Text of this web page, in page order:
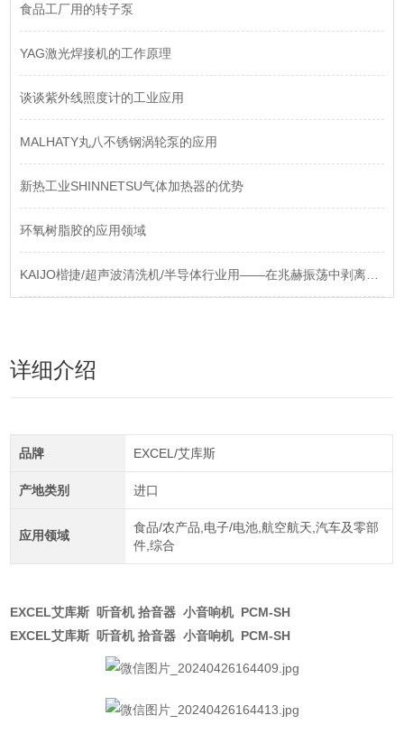
食品工厂用的转子泵
YAG激光焊接机的工作原理
谈谈紫外线照度计的工业应用
MALHATY丸八不锈钢涡轮泵的应用
新热工业SHINNETSU气体加热器的优势
环氧树脂胶的应用领域
KAIJO楷捷/超声波清洗机/半导体行业用——在兆赫振荡中剥离纳米级污染“幽灵“
详细介绍
品牌 EXCEL/艾库斯
产地类别 进口
应用领域
食品/农产品,电子/电池,航空航天,汽车及零部
件,综合
EXCEL艾库斯 听音机 拾音器 小音响机 PCM-SH
EXCEL艾库斯 听音机 拾音器 小音响机 PCM-SH